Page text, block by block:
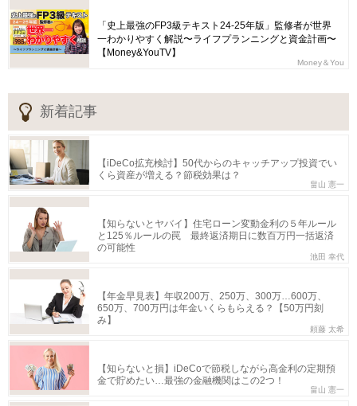
「史上最強のFP3級テキスト24-25年版」監修者が世界
一わかりやすく解説〜ライフプランニングと資金計画〜
【Money&YouTV】
Money＆You
新着記事
【iDeCo拡充検討】50代からのキャッチアップ投資でい
くら資産が増える？節税効果は？
畠山 憲一
【知らないとヤバイ】住宅ローン変動金利の５年ルール
と125％ルールの罠 最終返済期日に数百万円一括返済
の可能性
池田 幸代
【年金早見表】年収200万、250万、300万…600万、
650万、700万円は年金いくらもらえる？【50万円刻
み】
頼藤 太希
【知らないと損】iDeCoで節税しながら高金利の定期預
金で貯めたい…最強の金融機関はこの2つ！
畠山 憲一